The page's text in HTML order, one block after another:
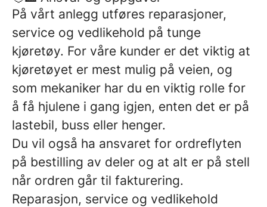
På vårt anlegg utføres reparasjoner,
service og vedlikehold på tunge
kjøretøy. For våre kunder er det viktig at
kjøretøyet er mest mulig på veien, og
som mekaniker har du en viktig rolle for
å få hjulene i gang igjen, enten det er på
lastebil, buss eller henger.
Du vil også ha ansvaret for ordreflyten
på bestilling av deler og at alt er på stell
når ordren går til fakturering.
Reparasjon, service og vedlikehold